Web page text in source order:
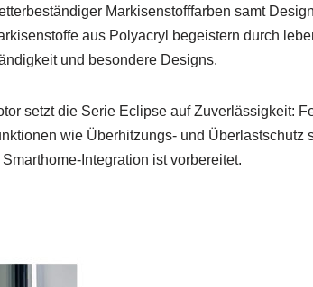
Markisenstofffarben samt
aus Polyacryl begeistern durch
und besondere Designs.
setzt die Serie Eclipse auf Zuverlässigkeit:
wie Überhitzungs- und Überlastschutz
Integration ist vorbereitet.